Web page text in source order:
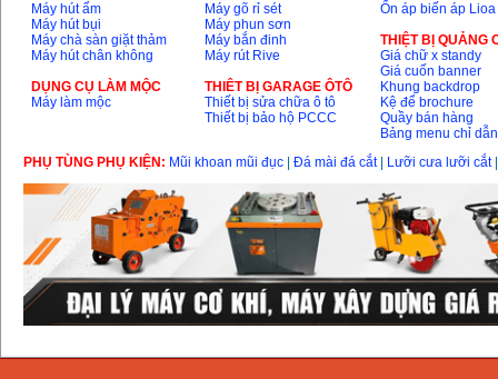
Máy hút ẩm
Máy hút bụi
Máy chà sàn giặt thảm
Máy hút chân không
DỤNG CỤ LÀM MỘC
Máy làm mộc
Máy gõ rỉ sét
Máy phun sơn
Máy bắn đinh
Máy rút Rive
THIÊT BỊ GARAGE ÔTÔ
Thiết bị sửa chữa ô tô
Thiết bị bảo hộ PCCC
Ổn áp biến áp Lioa
THIỆT BỊ QUẢNG
Giá chữ x standy
Giá cuốn banner
Khung backdrop
Kệ để brochure
Quầy bán hàng
Bảng menu chỉ dẫn
PHỤ TÙNG PHỤ KIỆN: Mũi khoan mũi đục Đá mài đá cắt| Lưỡi cưa lưỡi cắt